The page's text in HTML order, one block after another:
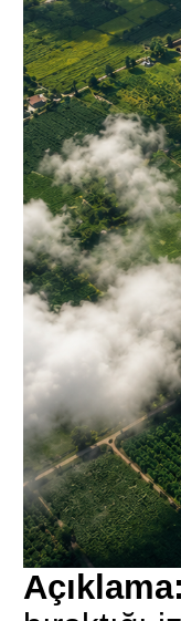
Açıklama: